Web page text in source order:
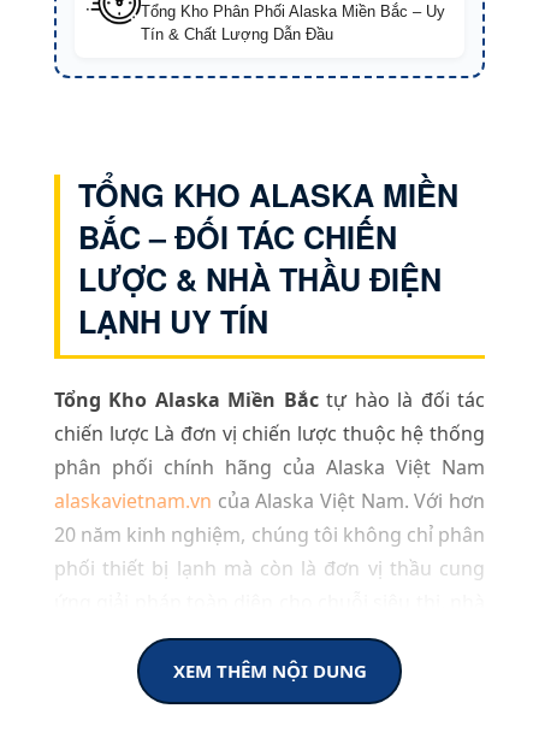
Tổng Kho Phân Phối Alaska Miền Bắc – Uy
Tín & Chất Lượng Dẫn Đầu
TỔNG KHO ALASKA MIỀN
BẮC – ĐỐI TÁC CHIẾN
LƯỢC & NHÀ THẦU ĐIỆN
LẠNH UY TÍN
Tổng Kho Alaska Miền Bắctự hào là đối tác
chiến lược Là đơn vị chiến lược thuộc hệ thống
phân phối chính hãng của Alaska Việt Nam
alaskavietnam.vn của Alaska Việt Nam. Với hơn
20 năm kinh nghiệm, chúng tôi không chỉ phân
phối thiết bị lạnh mà còn là đơn vị thầu cung
hàng, khách sạn và các dự án công nghiệp quy
mô lớn tại khu vực phía Bắc.
XEM THÊM NỘI DUNG